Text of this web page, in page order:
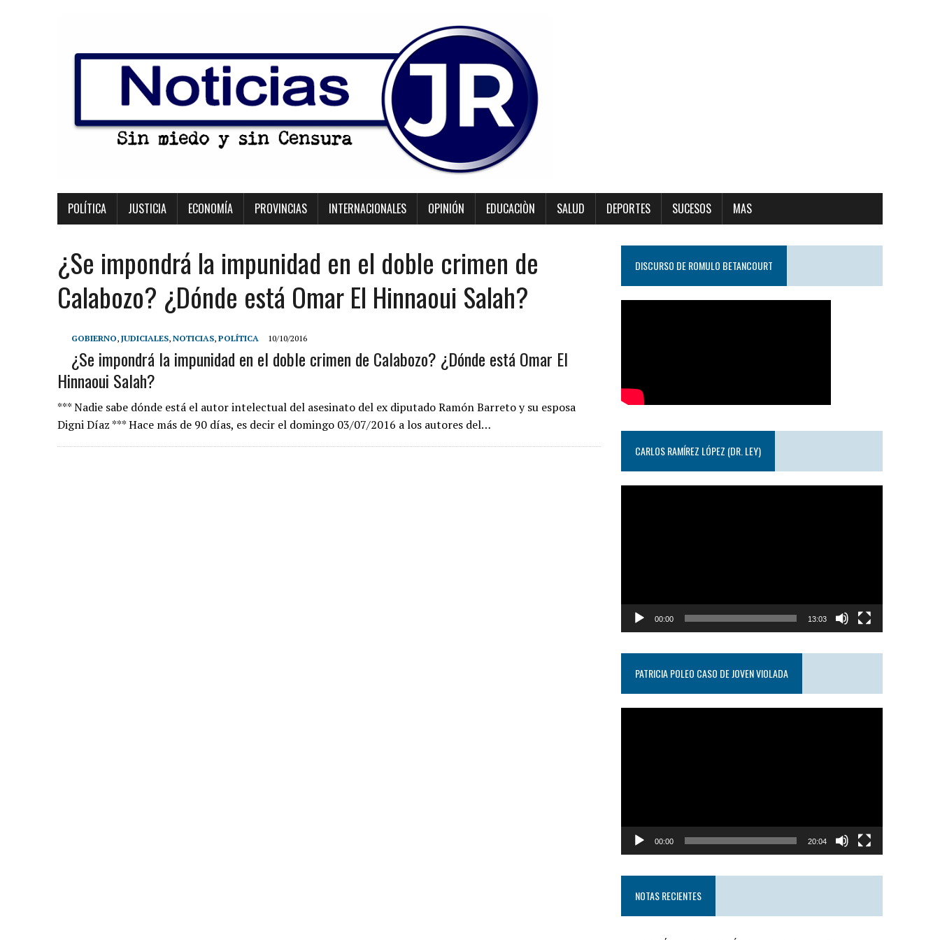
POLÍTICA JUSTICIA ECONOMÍA PROVINCIAS INTERNACIONALES OPINIÓN EDUCACIÒN SALUD DEPORTES SUCESOS MAS
¿Se impondrá la impunidad en el doble crimen de
Calabozo? ¿Dónde está Omar El Hinnaoui Salah?
GOBIERNO, JUDICIALES, NOTICIAS, POLÍTICA 10/10/2016
¿Se impondrá la impunidad en el doble crimen de Calabozo? ¿Dónde está Omar El
Hinnaoui Salah?
*** Nadie sabe dónde está el autor intelectual del asesinato del ex diputado Ramón Barreto y su esposa
Digni Díaz *** Hace más de 90 días, es decir el domingo 03/07/2016 a los autores del…
DISCURSO DE ROMULO BETANCOURT
CARLOS RAMÍREZ LÓPEZ (DR. LEY)
00:00 13:03
PATRICIA POLEO CASO DE JOVEN VIOLADA
00:00 20:04
NOTAS RECIENTES